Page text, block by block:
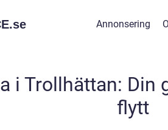
se Annonsering
i Trollhättan: Din
flytt